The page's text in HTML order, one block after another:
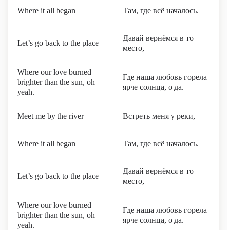
Where it all began Там, где всё началось.
Let’s go back to the place
Давай вернёмся в то
место,
Where our love burned
brighter than the sun, oh
yeah.
Где наша любовь горела
ярче солнца, о да.
Meet me by the river Встреть меня у реки,
Where it all began Там, где всё началось.
Let’s go back to the place
Давай вернёмся в то
место,
Where our love burned
brighter than the sun, oh
yeah.
Где наша любовь горела
ярче солнца, о да.